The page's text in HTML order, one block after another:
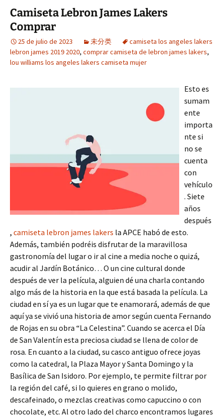
Camiseta Lebron James Lakers
Comprar
25 de julio de 2023 未分类
camiseta los angeles lakers
lebron james 2019 2020, comprar camiseta de lebron james lakers,
lou williams los angeles lakers camiseta mujer
Esto es
sumam
ente
importa
nte si
no se
cuenta
con
vehículo
. Siete
años
después
, camiseta lebron james lakers la APCE habó de esto.
Además, también podréis disfrutar de la maravillosa
gastronomía del lugar o ir al cine a media noche o quizá,
acudir al Jardín Botánico… O un cine cultural donde
después de ver la película, alguien dé una charla contando
algo más de la historia en la que está basada la película. La
ciudad en sí ya es un lugar que te enamorará, además de que
aquí ya se vivió una historia de amor según cuenta Fernando
de Rojas en su obra “La Celestina”. Cuando se acerca el Día
de San Valentín esta preciosa ciudad se llena de color de
rosa. En cuanto a la ciudad, su casco antiguo ofrece joyas
como la catedral, la Plaza Mayor y Santa Domingo y la
Basílica de San Isidoro. Por ejemplo, te permite filtrar por
la región del café, si lo quieres en grano o molido,
descafeinado, o mezclas creativas como capuccino o con
chocolate, etc. Al otro lado del charco encontramos lugares